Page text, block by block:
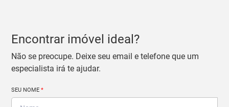
Encontrar imóvel ideal?
Não se preocupe. Deixe seu email e telefone que um
especialista irá te ajudar.
SEU NOME*